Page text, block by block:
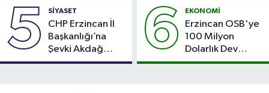
2 Kişi Yaralandı
5 SİYASET
CHP Erzincan İl
Başkanlığı’na
Şevki Akdağ
Atandı!
6 EKONOMİ
Erzincan OSB'ye
100 Milyon
Dolarlık Dev
Yatırım: Bin Kişiye